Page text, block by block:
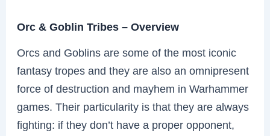
Orc & Goblin Tribes – Overview
Orcs and Goblins are some of the most iconic
fantasy tropes and they are also an omnipresent
force of destruction and mayhem in Warhammer
games. Their particularity is that they are always
fighting: if they don’t have a proper opponent,